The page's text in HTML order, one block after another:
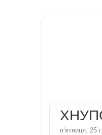
пʼятниця, 25